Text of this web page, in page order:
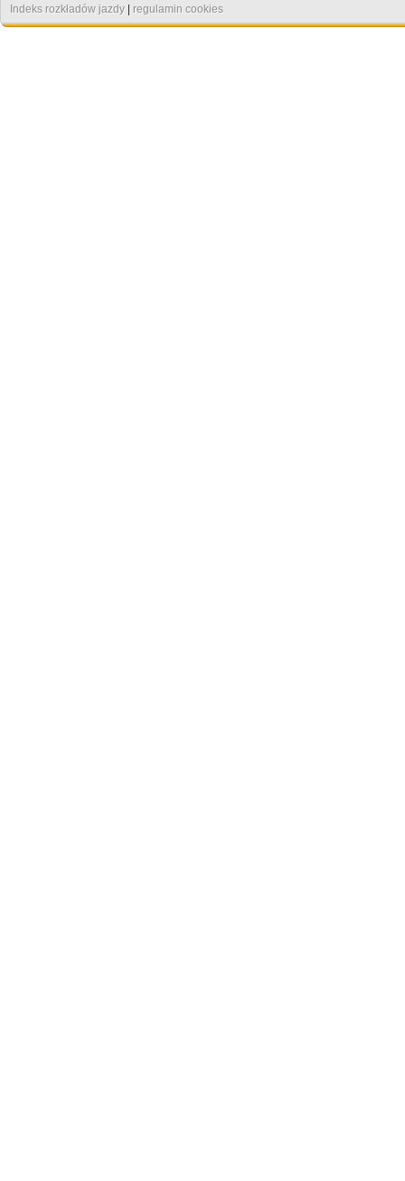
Indeks rozkładów jazdy
regulamin cookies